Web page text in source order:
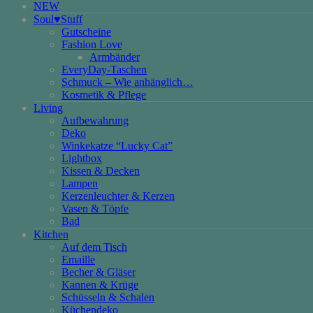
NEW
Soul♥Stuff
Gutscheine
Fashion Love
Armbänder
EveryDay-Taschen
Schmuck – Wie anhänglich…
Kosmetik & Pflege
Living
Aufbewahrung
Deko
Winkekatze “Lucky Cat”
Lightbox
Kissen & Decken
Lampen
Kerzenleuchter & Kerzen
Vasen & Töpfe
Bad
Kitchen
Auf dem Tisch
Emaille
Becher & Gläser
Kannen & Krüge
Schüsseln & Schalen
Küchendeko